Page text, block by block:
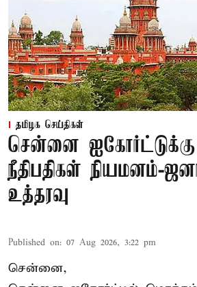
தமிழக செய்திகள்
சென்னை ஐகோர்ட்டுக்கு
நீதிபதிகள் நியமனம்-
உத்தரவு
Published on: 07 Aug 2026, 3:22 pm
சென்னை,